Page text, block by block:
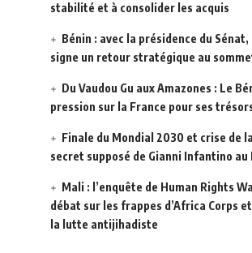
stabilité et à consolider les acquis
Bénin : avec la présidence du
signe un retour stratégique au
Du Vaudou Gu aux Amazones : Le
pression sur la France pour ses
Finale du Mondial 2030 et crise de
secret supposé de Gianni Infantino au
Mali : l’enquête de Human Rights
débat sur les frappes d’Africa Corps
la lutte antijihadiste